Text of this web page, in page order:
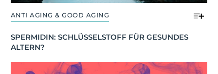
ANTI AGING & GOOD AGING
SPERMIDIN: SCHLÜSSELSTOFF FÜR GESUNDES
ALTERN?